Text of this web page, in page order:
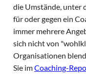
die Umstände, unter
für oder gegen ein
immer mehrere
sich nicht von
Organisationen
Sie imCoaching-